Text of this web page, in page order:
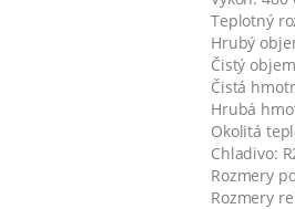
Teplotný
Hrubý
Čistý
Čistá
Hrubá
Okolitá
Chladivo:
Rozmery
Rozmery